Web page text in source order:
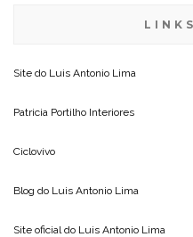
Site do Luis Antonio Lima
Patricia Portilho Interiores
Ciclovivo
Blog do Luis Antonio Lima
Site oficial do Luis Antonio Lima